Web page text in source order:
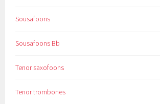
Sousafoons
Sousafoons Bb
Tenor saxofoons
Tenor trombones